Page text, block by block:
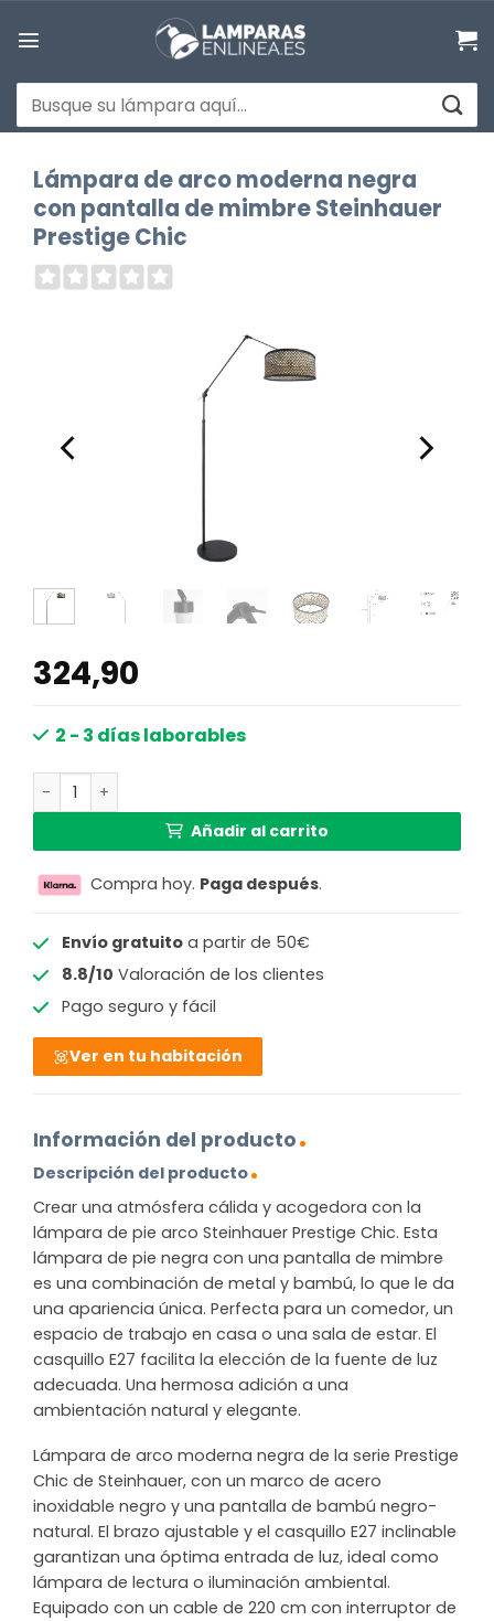
Buscar
por:
Lámpara de arco moderna negra
con pantalla de mimbre Steinhauer
Prestige Chic
324,90
2 - 3 días laborables
Lámpara de arco moderna negra con pantalla de
Añadir al carrito
Compra hoy. Paga después.
Envío gratuitoa partir de 50€
8.8/10 Valoración de los clientes
Pago seguro y fácil
Ver en tu habitación
Información del producto
Descripción del producto
Crear una atmósfera cálida y acogedora con la
lámpara de pie arco Steinhauer Prestige Chic. Esta
lámpara de pie negra con una pantalla de mimbre
es una combinación de metal y bambú, lo que le da
una apariencia única. Perfecta para un comedor, un
espacio de trabajo en casa o una sala de estar. El
casquillo E27 facilita la elección de la fuente de luz
adecuada. Una hermosa adición a una
ambientación natural y elegante.
Lámpara de arco moderna negra de la serie Prestige
Chic de Steinhauer, con un marco de acero
inoxidable negro y una pantalla de bambú negro-
natural. El brazo ajustable y el casquillo E27 inclinable
garantizan una óptima entrada de luz, ideal como
lámpara de lectura o iluminación ambiental.
Equipado con un cable de 220 cm con interruptor de